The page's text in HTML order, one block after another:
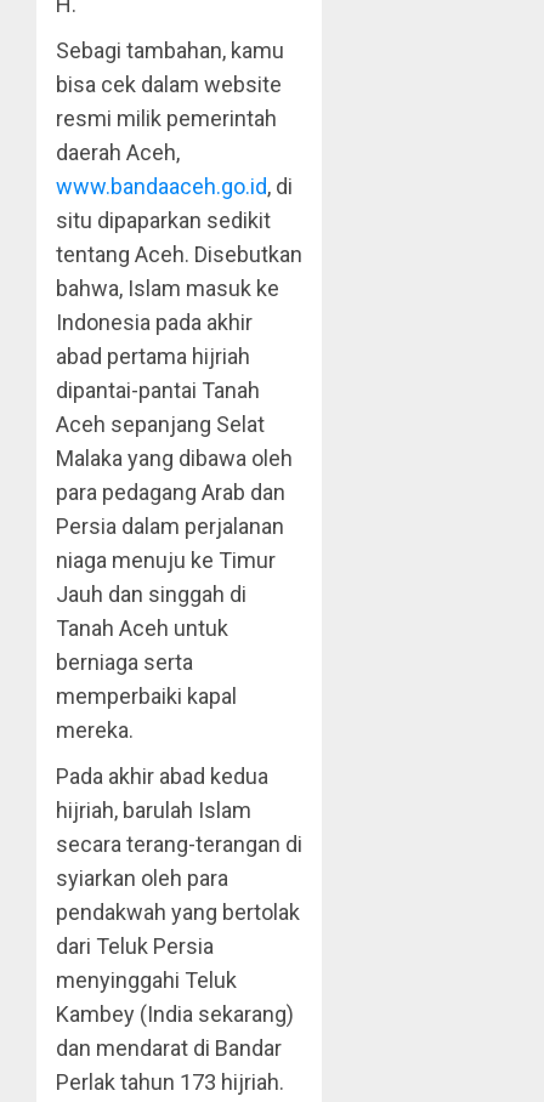
Sebagi tambahan, kamu
bisa cek dalam website
resmi milik pemerintah
daerah Aceh,
www.bandaaceh.go.id, di
situ dipaparkan sedikit
tentang Aceh. Disebutkan
bahwa, Islam masuk ke
Indonesia pada akhir
abad pertama hijriah
dipantai-pantai Tanah
Aceh sepanjang Selat
Malaka yang dibawa oleh
para pedagang Arab dan
Persia dalam perjalanan
niaga menuju ke Timur
Jauh dan singgah di
Tanah Aceh untuk
berniaga serta
memperbaiki kapal
mereka.
Pada akhir abad kedua
hijriah, barulah Islam
secara terang-terangan di
syiarkan oleh para
pendakwah yang bertolak
dari Teluk Persia
menyinggahi Teluk
Kambey (India sekarang)
dan mendarat di Bandar
Perlak tahun 173 hijriah.